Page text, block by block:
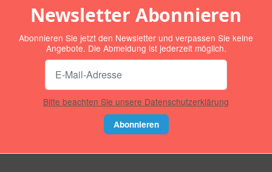
Newsletter Abonnieren
Abonnieren Sie jetzt den Newsletter und verpassen Sie keine
Angebote. Die Abmeldung ist jederzeit möglich.
Bitte beachten Sie unsere Datenschutzerklärung
Abonnieren